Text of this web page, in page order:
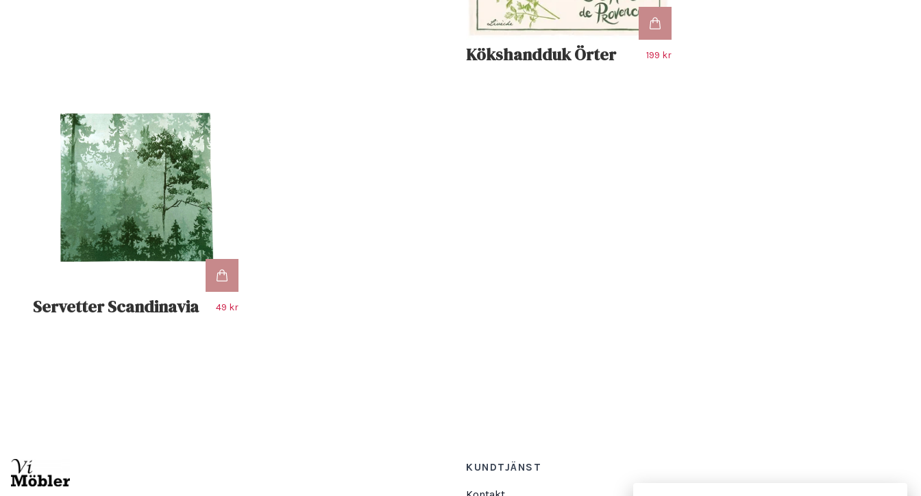
Kökshandduk Örter 199 kr
Servetter Scandinavia 49 kr
KUNDTJÄNST